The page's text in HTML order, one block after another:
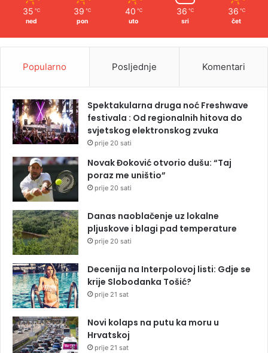
35 ℃
ned
39 ℃
pon
40 ℃
uto
36 ℃
sri
36 ℃
čet
Popularno Posljednje Komentari
Spektakularna druga noć Freshwave
festivala : Od regionalnih hitova do
svjetskog elektronskog zvuka
prije 20 sati
Novak Đoković otvorio dušu: “Taj
poraz me uništio”
prije 20 sati
Danas naoblačenje uz lokalne
pljuskove i blagi pad temperature
prije 20 sati
Decenija na Interpolovoj listi: Gdje se
krije Slobodanka Tošić?
prije 21 sat
Novi kolaps na putu ka moru u
Hrvatskoj
prije 21 sat